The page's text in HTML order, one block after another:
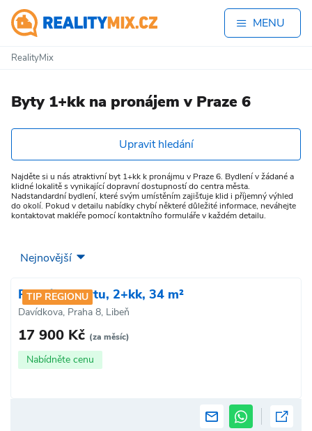
MENU
RealityMix
Byty 1+kk na pronájem v Praze 6
Upravit hledání
Najděte si u nás atraktivní byt 1+kk k pronájmu v Praze 6. Bydlení v žádané a
klidné lokalitě s vynikající dopravní dostupností do centra města.
Nadstandardní bydlení, které svým umístěním zajišťuje klid i příjemný výhled
do okolí. Pokud v detailu nabídky chybí některé důležité informace, neváhejte
kontaktovat makléře pomocí kontaktního formuláře v každém detailu.
TIP REGIONU
Pronájem bytu, 2+kk, 34 m²
Davídkova, Praha 8, Libeň
17 900 Kč (za měsíc)
Nabídněte cenu